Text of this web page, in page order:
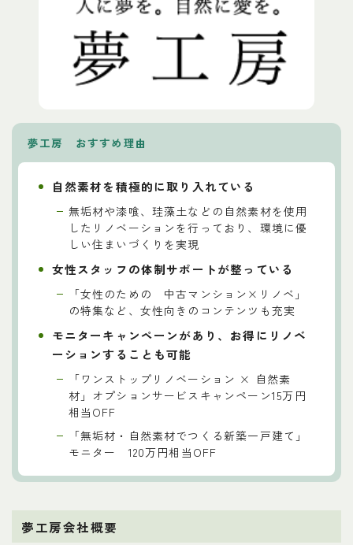
夢工房 おすすめ理由
自然素材を積極的に取り入れている
無垢材や漆喰、珪藻土などの自然素材を使用
したリノベーションを行っており、環境に優
しい住まいづくりを実現
女性スタッフの体制サポートが整っている
「女性のための 中古マンション×リノベ」
の特集など、女性向きのコンテンツも充実
モニターキャンペーンがあり、お得にリノベ
ーションすることも可能
「ワンストップリノベーション × 自然素
材」オプションサービスキャンペーン15万円
相当OFF
「無垢材・自然素材でつくる新築一戸建て」
モニター 120万円相当OFF
夢工房会社概要